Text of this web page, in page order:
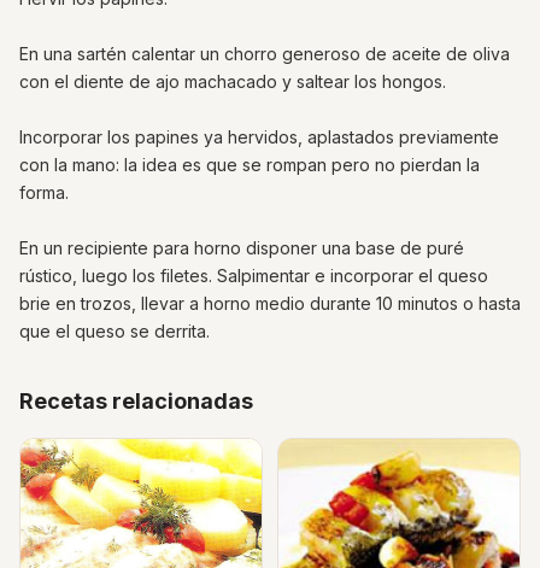
En una sartén calentar un chorro generoso de aceite de oliva
con el diente de ajo machacado y saltear los hongos.
Incorporar los papines ya hervidos, aplastados previamente
con la mano: la idea es que se rompan pero no pierdan la
forma.
En un recipiente para horno disponer una base de puré
rústico, luego los filetes. Salpimentar e incorporar el queso
brie en trozos, llevar a horno medio durante 10 minutos o hasta
que el queso se derrita.
Recetas relacionadas